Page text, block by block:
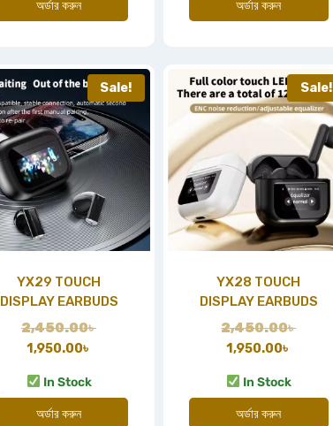
অর্ডার করুন
অর্ডার করুন
Sale!
YX29 TOUCH
DISPLAY EARBUDS
2,450.00৳
1,950.00৳
In Stock
অর্ডার করুন
Sale!
YX28 TOUCH
DISPLAY EARBUDS
2,450.00৳
1,950.00৳
In Stock
অর্ডার করুন